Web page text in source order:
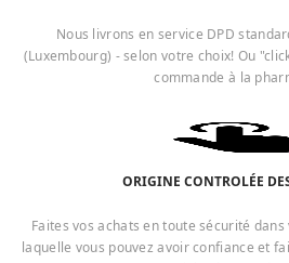
Nous livrons en service DPD
(Luxembourg) - selon votre choix! Ou
commande à la
ORIGINE CONTROLÉE
Faites vos achats en toute sécurité
laquelle vous pouvez avoir confiance et